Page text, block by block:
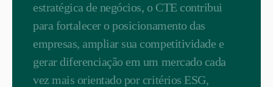
estratégica de negócios, o CTE contribui
para fortalecer o posicionamento das
empresas, ampliar sua competitividade e
gerar diferenciação em um mercado cada
vez mais orientado por critérios ESG,